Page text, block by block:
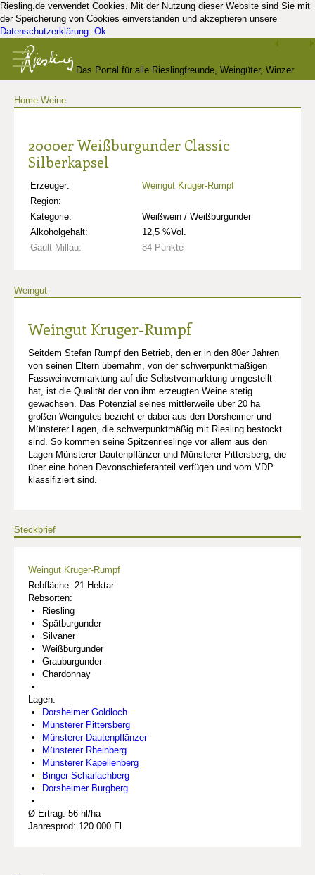
Riesling.de verwendet Cookies. Mit der Nutzung dieser Website sind Sie mit
der Speicherung von Cookies einverstanden und akzeptieren unsere
Datenschutzerklärung. Ok
Das Portal für alle Rieslingfreunde, Weingüter, Winzer
Home Weine
2000er Weißburgunder Classic
Silberkapsel
Erzeuger:
Weingut Kruger-Rumpf
Region:
Kategorie:
Weißwein / Weißburgunder
Alkoholgehalt:
12,5 %Vol.
Gault Millau:
84 Punkte
Weingut
Weingut Kruger-Rumpf
Seitdem Stefan Rumpf den Betrieb, den er in den 80er Jahren
von seinen Eltern übernahm, von der schwerpunktmäßigen
Fassweinvermarktung auf die Selbstvermarktung umgestellt
hat, ist die Qualität der von ihm erzeugten Weine stetig
gewachsen. Das Potenzial seines mittlerweile über 20 ha
großen Weingutes bezieht er dabei aus den Dorsheimer und
Münsterer Lagen, die schwerpunktmäßig mit Riesling bestockt
sind. So kommen seine Spitzenrieslinge vor allem aus den
Lagen Münsterer Dautenpflänzer und Münsterer Pittersberg, die
über eine hohen Devonschieferanteil verfügen und vom VDP
klassifiziert sind.
Steckbrief
Weingut Kruger-Rumpf
Rebfläche: 21 Hektar
Rebsorten:
Riesling
Spätburgunder
Silvaner
Weißburgunder
Grauburgunder
Chardonnay
Lagen:
Dorsheimer Goldloch
Münsterer Pittersberg
Münsterer Dautenpflänzer
Münsterer Rheinberg
Münsterer Kapellenberg
Binger Scharlachberg
Dorsheimer Burgberg
Ø Ertrag: 56 hl/ha
Jahresprod: 120 000 Fl.